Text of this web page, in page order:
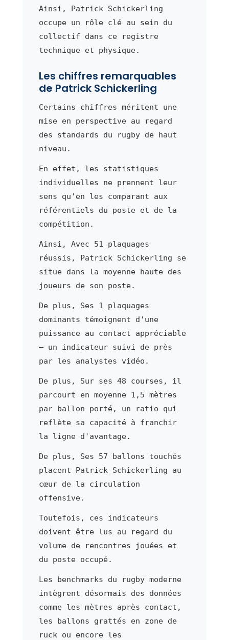
Ainsi, Patrick Schickerling
occupe un rôle clé au sein du
collectif dans ce registre
technique et physique.
Les chiffres remarquables
de Patrick Schickerling
Certains chiffres méritent une
mise en perspective au regard
des standards du rugby de haut
niveau.
En effet, les statistiques
individuelles ne prennent leur
sens qu'en les comparant aux
référentiels du poste et de la
compétition.
Ainsi, Avec 51 plaquages
réussis, Patrick Schickerling se
situe dans la moyenne haute des
joueurs de son poste.
De plus, Ses 1 plaquages
dominants témoignent d'une
puissance au contact appréciable
— un indicateur suivi de près
par les analystes vidéo.
De plus, Sur ses 48 courses, il
parcourt en moyenne 1,5 mètres
par ballon porté, un ratio qui
reflète sa capacité à franchir
la ligne d'avantage.
De plus, Ses 57 ballons touchés
placent Patrick Schickerling au
cœur de la circulation
offensive.
Toutefois, ces indicateurs
doivent être lus au regard du
volume de rencontres jouées et
du poste occupé.
Les benchmarks du rugby moderne
intègrent désormais des données
comme les mètres après contact,
les ballons grattés en zone de
ruck ou encore les